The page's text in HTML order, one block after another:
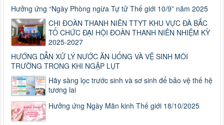
Hưởng ứng “Ngày Phòng ngừa Tự tử Thế giới 10/9” năm 2025
CHI ĐOÀN THANH NIÊN TTYT KHU VỰC ĐÀ BẮC
TỔ CHỨC ĐẠI HỘI ĐOÀN THANH NIÊN NHIỆM KỲ
2025-2027
HƯỚNG DẪN XỬ LÝ NƯỚC ĂN UỐNG VÀ VỆ SINH MÔI
TRƯỜNG TRONG KHI NGẬP LỤT
Hãy sàng lọc trước sinh và sơ sinh để bảo vệ thế hệ
tương lai
Hưởng ứng Ngày Mãn kinh Thế giới 18/10/2025
Số: 187/CV-TTYT
Đẩy nhanh tiến độ thực hiện Hồ sơ bệnh án điện tử
Thời gian đăng: 11/10/2019
Cách chặn 5 bệnh hô hấp dễ mắc
Cách chặn 5 bệnh hô hấp dễ mắc
Thời gian đăng: 11/10/2019